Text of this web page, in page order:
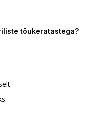
tõukeratastega?